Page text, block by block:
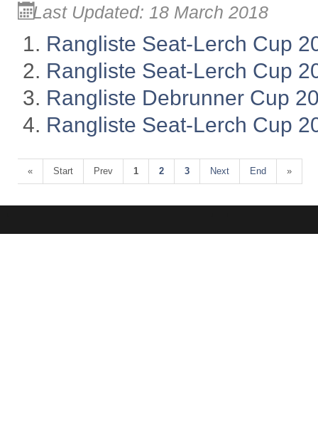
Last Updated: 18 March 2018
Rangliste Seat-Lerch Cup
Rangliste Seat-Lerch Cup
Rangliste Debrunner Cup
Rangliste Seat-Lerch Cup
« Start Prev 1 2 3 Next End »